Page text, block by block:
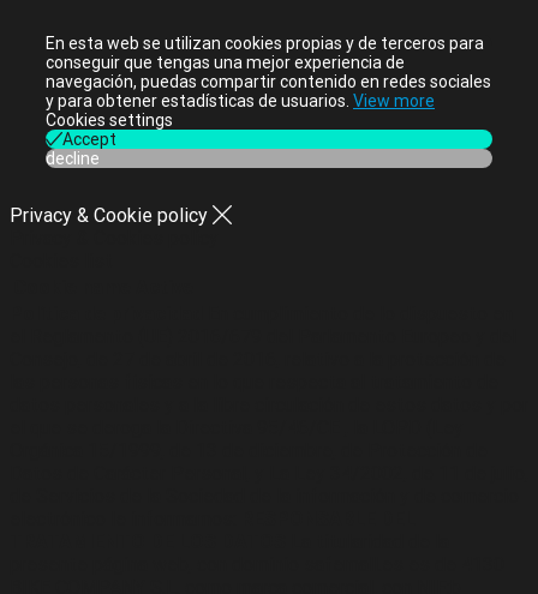
En esta web se utilizan cookies propias y de terceros para
conseguir que tengas una mejor experiencia de
navegación, puedas compartir contenido en redes sociales
y para obtener estadísticas de usuarios. View more
Cookies settings
Accept
decline
Privacy & Cookie policy